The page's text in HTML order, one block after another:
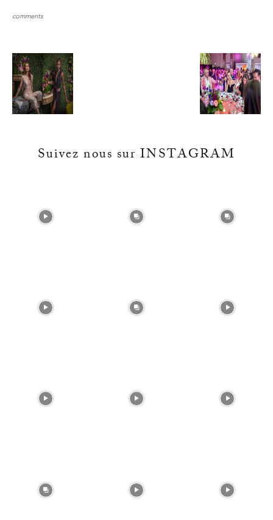
comments
Suivez nous sur INSTAGRAM